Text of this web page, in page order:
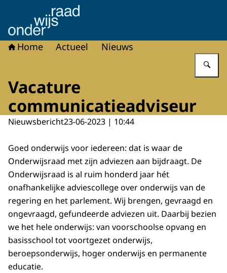
Naar de homepage van Onderwijsraad
Home Actueel Nieuws
Vacature
communicatieadviseur
Nieuwsbericht23-06-2023 | 10:44
Goed onderwijs voor iedereen: dat is waar de
Onderwijsraad met zijn adviezen aan bijdraagt. De
Onderwijsraad is al ruim honderd jaar hét
onafhankelijke adviescollege over onderwijs van de
regering en het parlement. Wij brengen, gevraagd en
ongevraagd, gefundeerde adviezen uit. Daarbij bezien
we het hele onderwijs: van voorschoolse opvang en
basisschool tot voortgezet onderwijs,
beroepsonderwijs, hoger onderwijs en permanente
educatie.